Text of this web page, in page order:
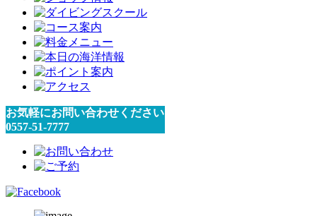
お気軽にお問い合わせください
0557-51-7777